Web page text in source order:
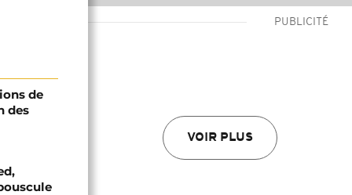
PUBLICITÉ
VOIR PLUS
de
des